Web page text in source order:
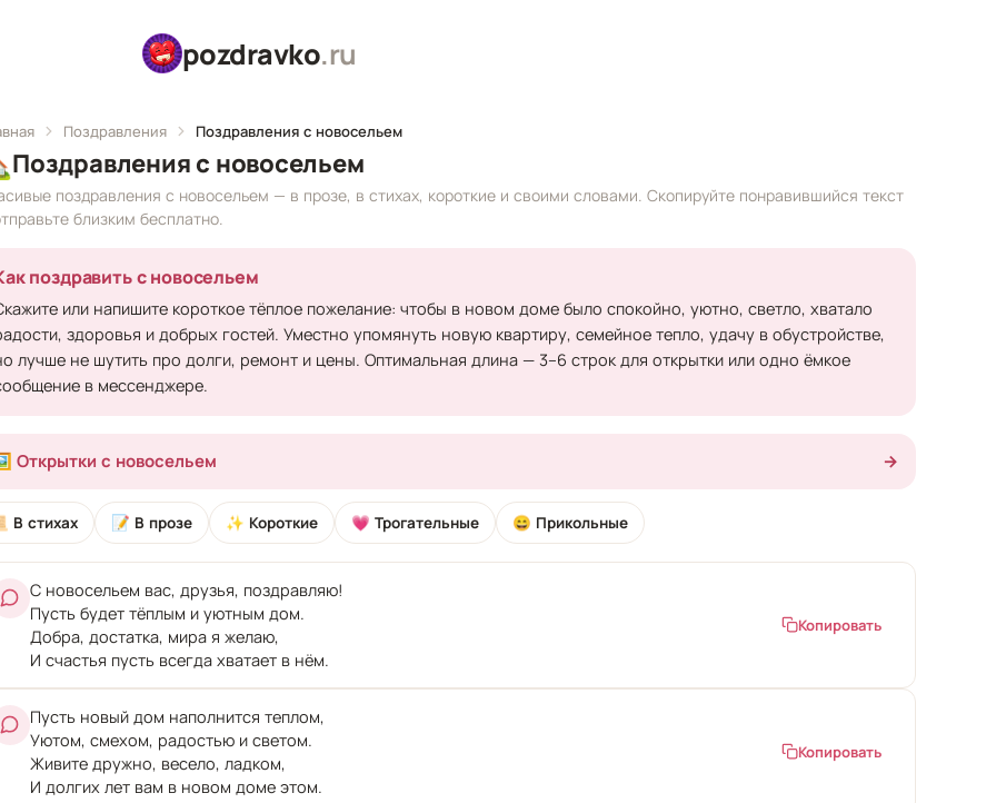
pozdravko.ru
Поздравления Поздравления с новосельем
Поздравления с новосельем
поздравления с новосельем — в прозе, в стихах, короткие и своими словами. Скопируйте понравившийся текст
близким бесплатно.
поздравить с новосельем
или напишите короткое тёплое пожелание: чтобы в новом доме было спокойно, уютно, светло, хватало
здоровья и добрых гостей. Уместно упомянуть новую квартиру, семейное тепло, удачу в обустройстве,
лучше не шутить про долги, ремонт и цены. Оптимальная длина — 3–6 строк для открытки или одно ёмкое
в мессенджере.
Открытки с новосельем →
В стихах 📝 В прозе ✨ Короткие 💗 Трогательные 😄 Прикольные
С новосельем вас, друзья, поздравляю!
Пусть будет тёплым и уютным дом.
Добра, достатка, мира я желаю,
И счастья пусть всегда хватает в нём.
Копировать
Пусть новый дом наполнится теплом,
Уютом, смехом, радостью и светом.
Живите дружно, весело, ладком,
И долгих лет вам в новом доме этом.
Копировать